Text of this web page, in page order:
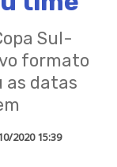
Sul-
formato
as datas
2020 15:39